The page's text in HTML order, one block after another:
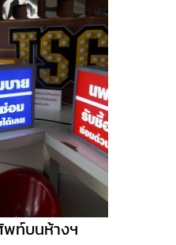
พท์บนห้างฯ